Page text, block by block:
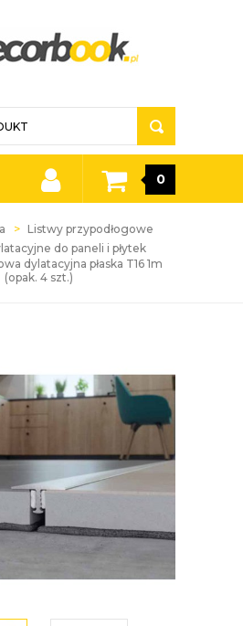
0
Listwy przypodłogowe
do paneli i płytek
dylatacyjna płaska T16 1m
(opak. 4 szt.)